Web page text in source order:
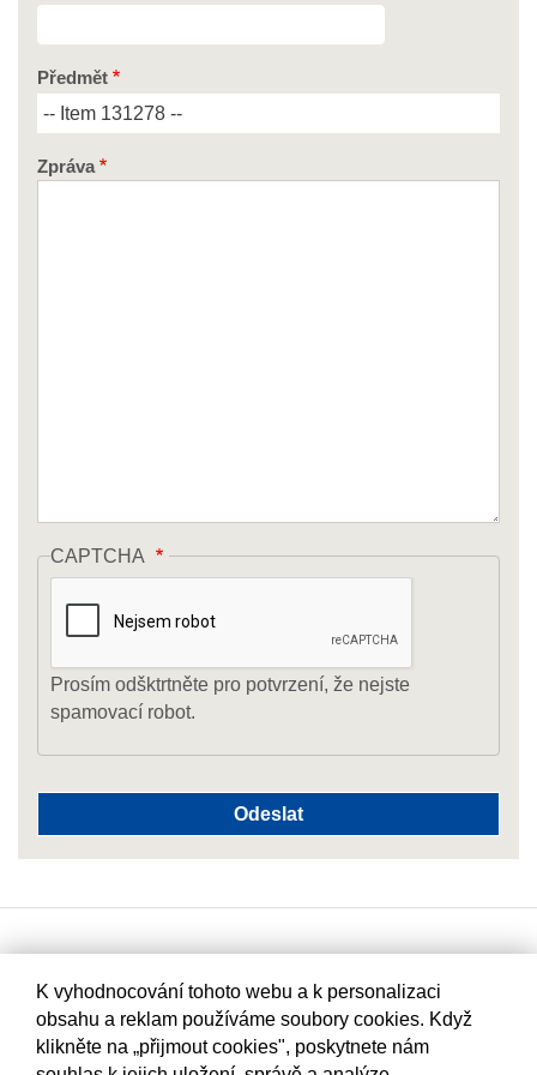
Předmět
Zpráva
CAPTCHA
Prosím odšktrtněte pro potvrzení, že nejste
spamovací robot.
K vyhodnocování tohoto webu a k personalizaci
obsahu a reklam používáme soubory cookies. Když
klikněte na „přijmout cookies", poskytnete nám